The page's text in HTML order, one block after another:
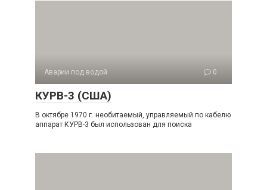
Аварии под водой 0
КУРВ-3 (США)
В октябре 1970 г. необитаемый, управляемый по кабелю
аппарат КУРВ-3 был использован для поиска